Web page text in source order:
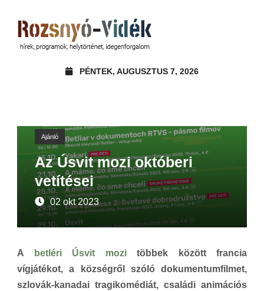
PÉNTEK, AUGUSZTUS 7, 2026
Ajánló
Az Úsvit mozi októberi
vetítései
02 okt 2023
A betléri Úsvit mozitöbbek között francia
vígjátékot, a községről szóló dokumentumfilmet,
szlovák-kanadai tragikomédiát, családi animációs